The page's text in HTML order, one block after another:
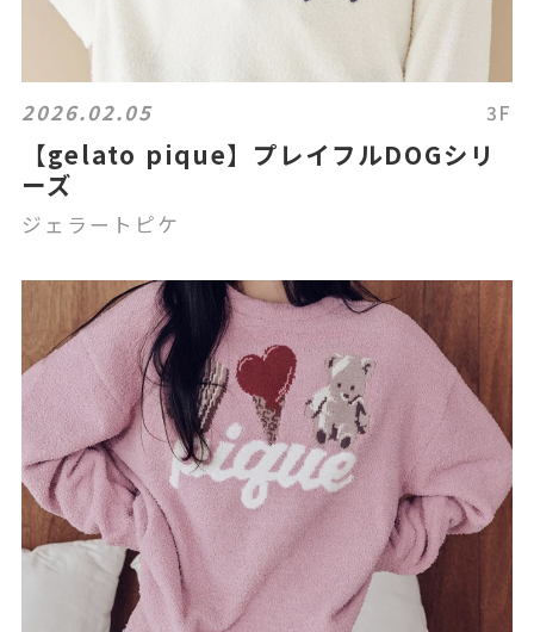
2026.02.05 3F
【gelato pique】プレイフルDOGシリ
ーズ
ジェラートピケ